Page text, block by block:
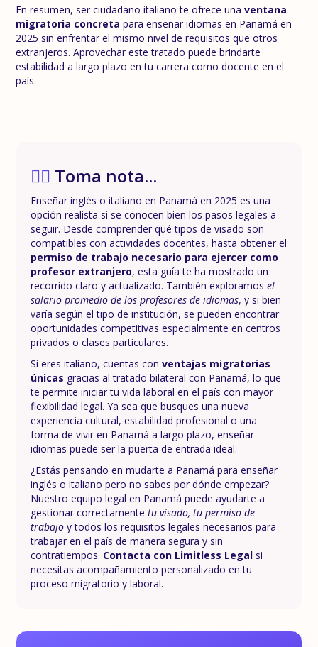
En resumen, ser ciudadano italiano te ofrece unaventana
migratoria concreta para enseñar idiomas en Panamá en
2025 sin enfrentar el mismo nivel de requisitos que otros
extranjeros. Aprovechar este tratado puede brindarte
estabilidad a largo plazo en tu carrera como docente en el
país.
✍🏼 Toma nota...
Enseñar inglés o italiano en Panamá en 2025 es una
opción realista si se conocen bien los pasos legales a
seguir. Desde comprender qué tipos de visado son
compatibles con actividades docentes, hasta obtener el
permiso de trabajo necesario para ejercer como
profesor extranjero, esta guía te ha mostrado un
recorrido claro y actualizado. También exploramos el
salario promedio de los profesores de idiomas, y si bien
varía según el tipo de institución, se pueden encontrar
oportunidades competitivas especialmente en centros
privados o clases particulares.
Si eres italiano, cuentas con ventajas migratorias
únicas gracias al tratado bilateral con Panamá, lo que
te permite iniciar tu vida laboral en el país con mayor
flexibilidad legal. Ya sea que busques una nueva
experiencia cultural, estabilidad profesional o una
forma de vivir en Panamá a largo plazo, enseñar
idiomas puede ser la puerta de entrada ideal.
¿Estás pensando en mudarte a Panamá para enseñar
inglés o italiano pero no sabes por dónde empezar?
Nuestro equipo legal en Panamá puede ayudarte a
gestionar correctamente tu visado, tu permiso de
trabajoy todos los requisitos legales necesarios para
trabajar en el país de manera segura y sin
contratiempos. Contacta con Limitless Legalsi
necesitas acompañamiento personalizado en tu
proceso migratorio y laboral.